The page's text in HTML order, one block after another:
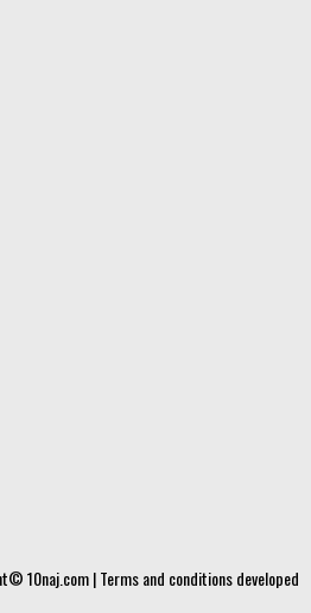
10naj.com | Terms and conditions developed